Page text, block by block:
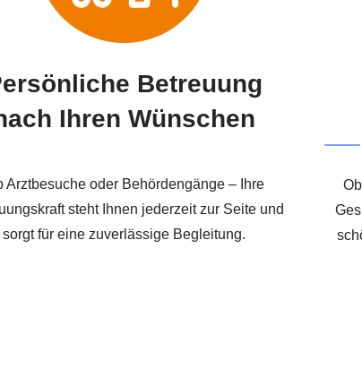
Betreuung
Ihren Wünschen
Arztbesuche oder Behördengänge – Ihre
steht Ihnen jederzeit zur Seite und
sorgt für eine zuverlässige Begleitung.